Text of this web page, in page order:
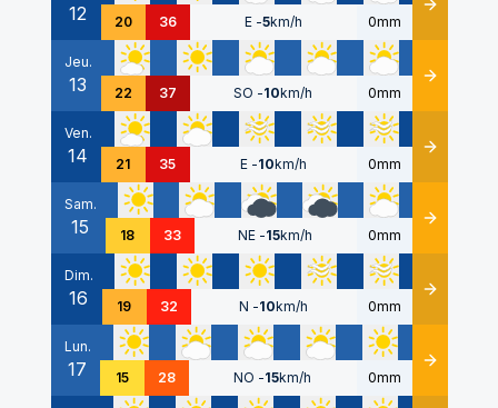
12 20 36 E -5km/h 0mm Détails
Jeu.
13 22 37 SO -10km/h 0mm Détails
Ven.
14 21 35 E -10km/h 0mm Détails
Sam.
15 18 33 NE -15km/h 0mm Détails
Dim.
16 19 32 N -10km/h 0mm Détails
Lun.
17 15 28 NO -15km/h 0mm Détails